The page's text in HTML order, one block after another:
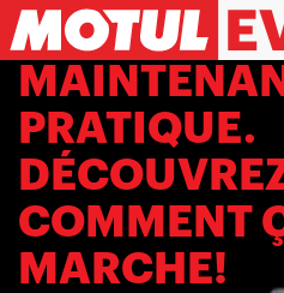
Aller
au
contenu
principal
PRATIQUE.
COMMENT
MARCHE!